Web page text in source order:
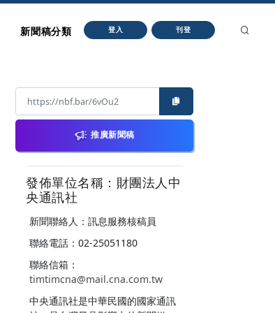
新聞稿分類 登入 刊登
推廣新聞稿
發佈單位名稱：財團法人中
央通訊社
新聞聯絡人：訊息服務核稿員
聯絡電話：02-25051180
聯絡信箱：
timtimcna@mail.cna.com.tw
中央通訊社是中華民國的國家通訊